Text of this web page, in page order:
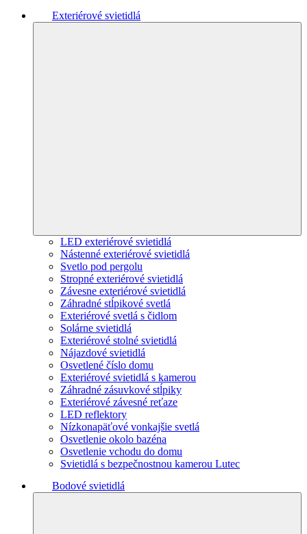
Exteriérové svietidlá
LED exteriérové svietidlá
Nástenné exteriérové svietidlá
Svetlo pod pergolu
Stropné exteriérové svietidlá
Závesne exteriérové svietidlá
Záhradné stĺpikové svetlá
Exteriérové svetlá s čidlom
Solárne svietidlá
Exteriérové stolné svietidlá
Nájazdové svietidlá
Osvetlené číslo domu
Exteriérové svietidlá s kamerou
Záhradné zásuvkové stĺpiky
Exteriérové závesné reťaze
LED reflektory
Nízkonapäťové vonkajšie svetlá
Osvetlenie okolo bazéna
Osvetlenie vchodu do domu
Svietidlá s bezpečnostnou kamerou Lutec
Bodové svietidlá